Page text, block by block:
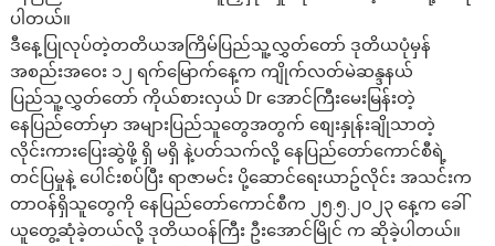
ပါတယ်။
ဒီနေ့ပြုလုပ်တဲ့တတိယအကြိမ်ပြည်သူ့လွှတ်တော် ဒုတိယပုံမှန်
အစည်းအဝေး ၁၂ ရက်မြောက်နေ့က ကျိုက်လတ်မဲဆန္ဒနယ်
ပြည်သူ့လွှတ်တော် ကိုယ်စားလှယ် Dr အောင်ကြီးမေးမြန်းတဲ့
နေပြည်တော်မှာ အများပြည်သူတွေအတွက် စျေးနှုန်းချိုသာတဲ့
လိုင်းကားပြေးဆွဲဖို့ ရှိ မရှိ နဲ့ပတ်သက်လို့ နေပြည်တော်ကောင်စီရဲ့
တင်ပြမှုနဲ့ ပေါင်းစပ်ပြီး ရာဇာမင်း ပို့ဆောင်ရေးယာဥ်လိုင်း အသင်းက
တာဝန်ရှိသူတွေကို နေပြည်တော်ကောင်စီက ၂၅.၅.၂၀၂၃ နေ့က ခေါ်
ယူတွေ့ဆုံခဲ့တယ်လို့ ဒုတိယဝန်ကြီး ဦးအောင်မြိုင် က ဆိုခဲ့ပါတယ်။